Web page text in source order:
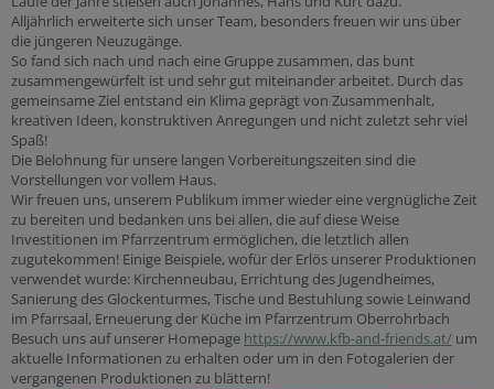
Alljährlich erweiterte sich unser Team, besonders freuen wir uns über
die jüngeren Neuzugänge.
So fand sich nach und nach eine Gruppe zusammen, das bunt
zusammengewürfelt ist und sehr gut miteinander arbeitet. Durch das
gemeinsame Ziel entstand ein Klima geprägt von Zusammenhalt,
kreativen Ideen, konstruktiven Anregungen und nicht zuletzt sehr viel
Spaß!
Die Belohnung für unsere langen Vorbereitungszeiten sind die
Vorstellungen vor vollem Haus.
Wir freuen uns, unserem Publikum immer wieder eine vergnügliche Zeit
zu bereiten und bedanken uns bei allen, die auf diese Weise
Investitionen im Pfarrzentrum ermöglichen, die letztlich allen
zugutekommen! Einige Beispiele, wofür der Erlös unserer Produktionen
verwendet wurde: Kirchenneubau, Errichtung des Jugendheimes,
Sanierung des Glockenturmes, Tische und Bestuhlung sowie Leinwand
im Pfarrsaal, Erneuerung der Küche im Pfarrzentrum Oberrohrbach
Besuch uns auf unserer Homepage https://www.kfb-and-friends.at/ um
aktuelle Informationen zu erhalten oder um in den Fotogalerien der
vergangenen Produktionen zu blättern!